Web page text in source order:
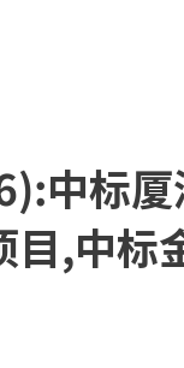
中标厦
目,中标